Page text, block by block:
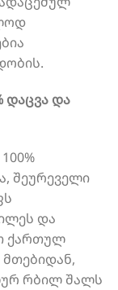
დაცვა და
შეურეველი
და
ქართულ
რბილ შალს